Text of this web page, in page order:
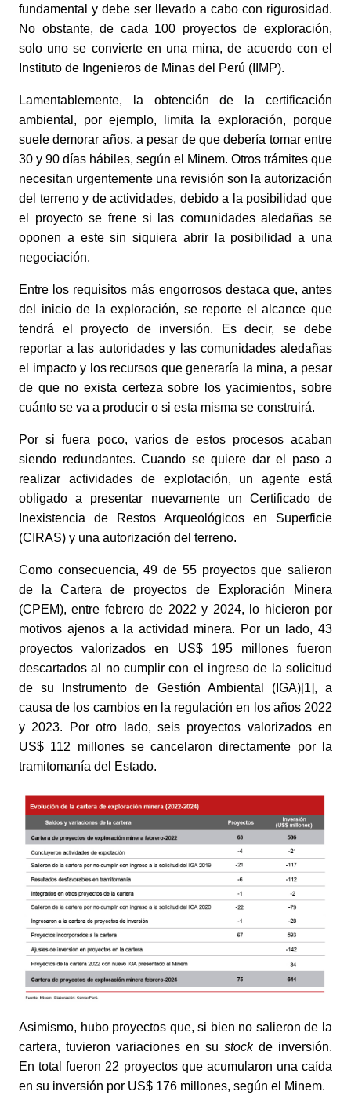
fundamental y debe ser llevado a cabo con rigurosidad.
No obstante, de cada 100 proyectos de exploración,
solo uno se convierte en una mina, de acuerdo con el
Instituto de Ingenieros de Minas del Perú (IIMP).
Lamentablemente, la obtención de la certificación
ambiental, por ejemplo, limita la exploración, porque
suele demorar años, a pesar de que debería tomar entre
30 y 90 días hábiles, según el Minem. Otros trámites que
necesitan urgentemente una revisión son la autorización
del terreno y de actividades, debido a la posibilidad que
el proyecto se frene si las comunidades aledañas se
oponen a este sin siquiera abrir la posibilidad a una
negociación.
Entre los requisitos más engorrosos destaca que, antes
del inicio de la exploración, se reporte el alcance que
tendrá el proyecto de inversión. Es decir, se debe
reportar a las autoridades y las comunidades aledañas
el impacto y los recursos que generaría la mina, a pesar
de que no exista certeza sobre los yacimientos, sobre
cuánto se va a producir o si esta misma se construirá.
Por si fuera poco, varios de estos procesos acaban
siendo redundantes. Cuando se quiere dar el paso a
realizar actividades de explotación, un agente está
obligado a presentar nuevamente un Certificado de
Inexistencia de Restos Arqueológicos en Superficie
(CIRAS) y una autorización del terreno.
Como consecuencia, 49 de 55 proyectos que salieron
de la Cartera de proyectos de Exploración Minera
(CPEM), entre febrero de 2022 y 2024, lo hicieron por
motivos ajenos a la actividad minera. Por un lado, 43
proyectos valorizados en US$ 195 millones fueron
descartados al no cumplir con el ingreso de la solicitud
de su Instrumento de Gestión Ambiental (IGA)[1], a
causa de los cambios en la regulación en los años 2022
y 2023. Por otro lado, seis proyectos valorizados en
US$ 112 millones se cancelaron directamente por la
tramitomanía del Estado.
Asimismo, hubo proyectos que, si bien no salieron de la
cartera, tuvieron variaciones en su stock de inversión.
En total fueron 22 proyectos que acumularon una caída
en su inversión por US$ 176 millones, según el Minem.